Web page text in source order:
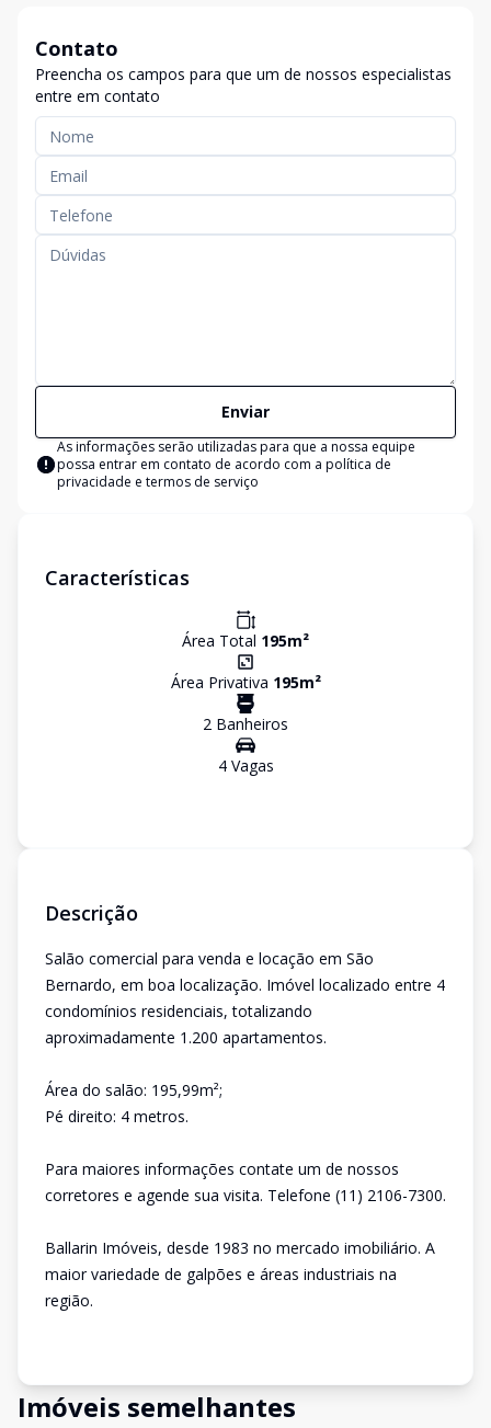
Contato
Preencha os campos para que um de nossos especialistas
entre em contato
Enviar
As informações serão utilizadas para que a nossa equipe
possa entrar em contato de acordo com a política de
privacidade e termos de serviço
Características
Área Total 195m²
Área Privativa 195m²
2 Banheiros
4Vagas
Descrição
Salão comercial para venda e locação em São
Bernardo, em boa localização. Imóvel localizado entre 4
condomínios residenciais, totalizando
aproximadamente 1.200 apartamentos.
Área do salão: 195,99m²;
Pé direito: 4 metros.
Para maiores informações contate um de nossos
corretores e agende sua visita. Telefone (11) 2106-7300.
Ballarin Imóveis, desde 1983 no mercado imobiliário. A
maior variedade de galpões e áreas industriais na
região.
Imóveis semelhantes